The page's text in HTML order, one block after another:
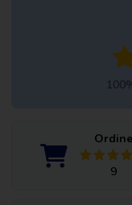
Ordine
9